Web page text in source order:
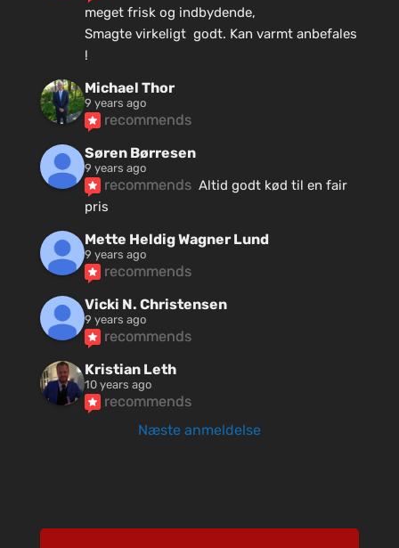
meget frisk og indbydende,
Smagte virkeligt  godt. Kan varmt anbefales
!
Michael Thor
9 years ago
recommends
Søren Børresen
9 years ago
recommends Altid godt kød til en fair
pris
Mette Heldig Wagner Lund
9 years ago
recommends
Vicki N. Christensen
9 years ago
recommends
Kristian Leth
10 years ago
recommends
Næste anmeldelse